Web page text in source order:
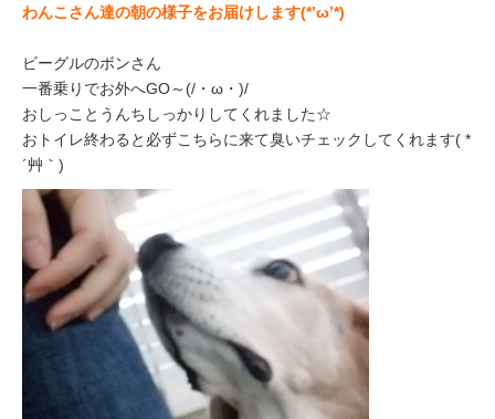
わんこさん達の朝の様子をお届けします(*’ω’*)
ビーグルのボンさん
一番乗りでお外へGO～(/・ω・)/
おしっことうんちしっかりしてくれました☆
おトイレ終わると必ずこちらに来て臭いチェックしてくれます( *
´艸｀)